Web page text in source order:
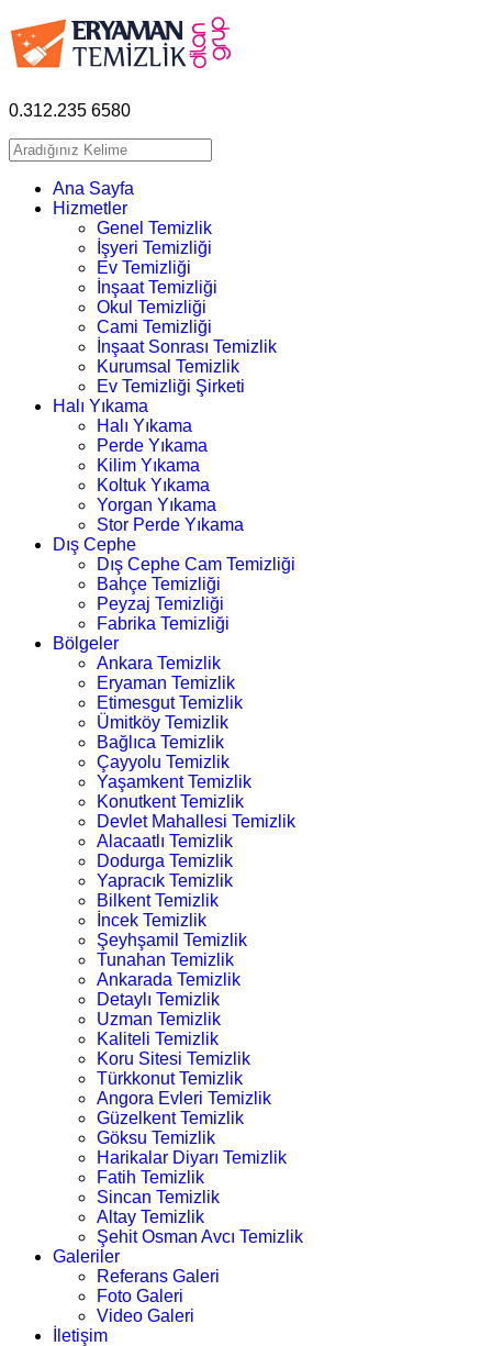
0.312.235 6580
Ana Sayfa
Hizmetler
Genel Temizlik
İşyeri Temizliği
Ev Temizliği
İnşaat Temizliği
Okul Temizliği
Cami Temizliği
İnşaat Sonrası Temizlik
Kurumsal Temizlik
Ev Temizliği Şirketi
Halı Yıkama
Halı Yıkama
Perde Yıkama
Kilim Yıkama
Koltuk Yıkama
Yorgan Yıkama
Stor Perde Yıkama
Dış Cephe
Dış Cephe Cam Temizliği
Bahçe Temizliği
Peyzaj Temizliği
Fabrika Temizliği
Bölgeler
Ankara Temizlik
Eryaman Temizlik
Etimesgut Temizlik
Ümitköy Temizlik
Bağlıca Temizlik
Çayyolu Temizlik
Yaşamkent Temizlik
Konutkent Temizlik
Devlet Mahallesi Temizlik
Alacaatlı Temizlik
Dodurga Temizlik
Yapracık Temizlik
Bilkent Temizlik
İncek Temizlik
Şeyhşamil Temizlik
Tunahan Temizlik
Ankarada Temizlik
Detaylı Temizlik
Uzman Temizlik
Kaliteli Temizlik
Koru Sitesi Temizlik
Türkkonut Temizlik
Angora Evleri Temizlik
Güzelkent Temizlik
Göksu Temizlik
Harikalar Diyarı Temizlik
Fatih Temizlik
Sincan Temizlik
Altay Temizlik
Şehit Osman Avcı Temizlik
Galeriler
Referans Galeri
Foto Galeri
Video Galeri
İletişim